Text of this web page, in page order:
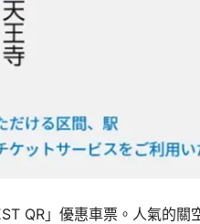
QR」優惠車票。人氣的關